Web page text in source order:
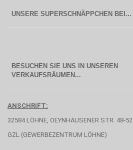
BESUCHEN SIE UNS IN UNSEREN
VERKAUFSRÄUMEN...
ANSCHRIFT:
32584 LÖHNE, OEYNHAUSENER STR. 48-52
GZL (GEWERBEZENTRUM LÖHNE)